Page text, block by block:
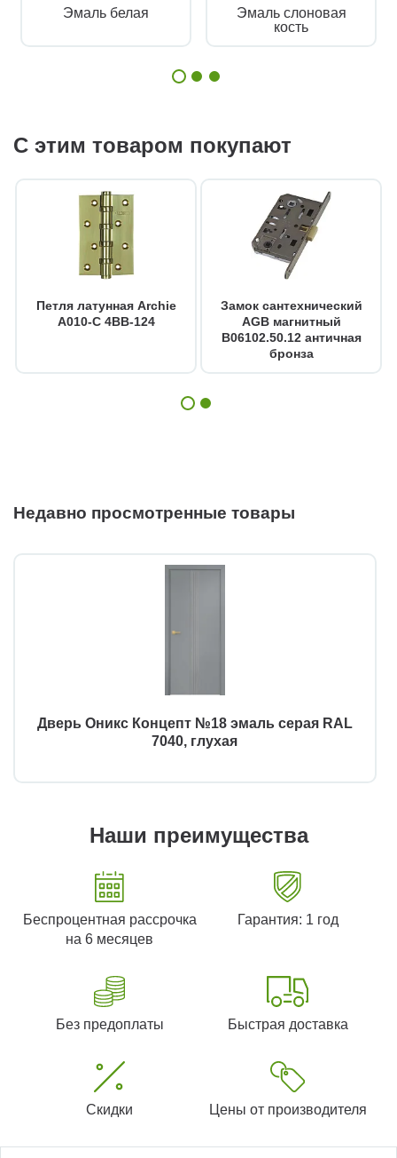
Эмаль белая
Эмаль слоновая
кость
С этим товаром покупают
Петля латунная Archie
A010-C 4BB-124
Замок сантехнический
AGB магнитный
B06102.50.12 античная
бронза
Недавно просмотренные товары
Дверь Оникс Концепт №18 эмаль серая RAL
7040, глухая
Наши преимущества
Беспроцентная рассрочка
на 6 месяцев
Гарантия: 1 год
Без предоплаты Быстрая доставка
Скидки Цены от производителя